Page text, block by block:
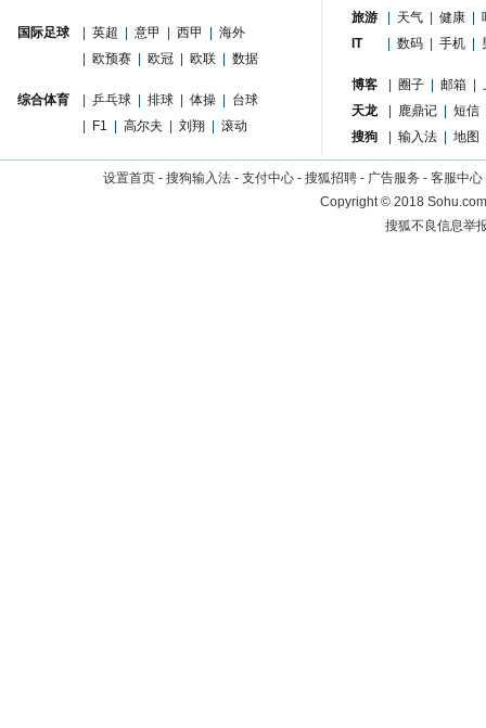
国际足球 英超 意甲 西甲
海外
欧预赛 欧冠 欧联 数据
综合体育 乒乓球 排球 体操
台球
F1 高尔夫 刘翔 滚动
旅游
天气 健康
IT
数码 手机
博客 圈子 邮箱
天龙
鹿鼎记
短信
搜狗
输入法 地图
设置首页 - 搜狗输入法 - 支付中心 - 搜狐招聘 - 广告服务 - 客服中心
Copyright©2018
搜狐不良信息举